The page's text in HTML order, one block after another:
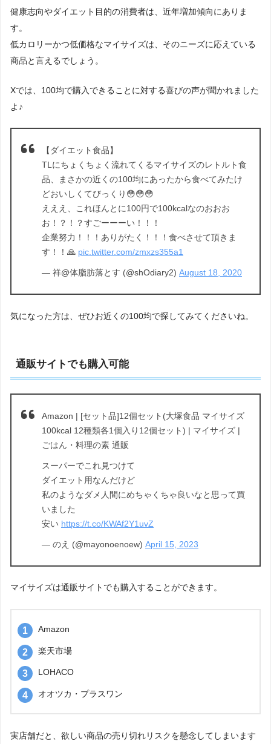
健康志向やダイエット目的の消費者は、近年増加傾向にありま
す。
低カロリーかつ低価格なマイサイズは、そのニーズに応えている
商品と言えるでしょう。
Xでは、100均で購入できることに対する喜びの声が聞かれました
よ♪
【ダイエット食品】
TLにちょくちょく流れてくるマイサイズのレトルト食
品、まさかの近くの100均にあったから食べてみたけ
どおいしくてびっくり😳😳😳
えええ、これほんとに100円で100kcalなのおおお
お！？！？すごーーーい！！！
企業努力！！！ありがたく！！！食べさせて頂きま
す！！🙏 pic.twitter.com/zmxzs355a1
— 祥@体脂肪落とす (@shOdiary2) August 18, 2020
気になった方は、ぜひお近くの100均で探してみてくださいね。
通販サイトでも購入可能
Amazon | [セット品]12個セット(大塚食品 マイサイズ
100kcal 12種類各1個入り12個セット) | マイサイズ |
ごはん・料理の素 通販
スーパーでこれ見つけて
ダイエット用なんだけど
私のようなダメ人間にめちゃくちゃ良いなと思って買
いました
安い https://t.co/KWAf2Y1uvZ
— のえ (@mayonoenoew) April 15, 2023
マイサイズは通販サイトでも購入することができます。
Amazon
楽天市場
LOHACO
オオツカ・プラスワン
実店舗だと、欲しい商品の売り切れリスクを懸念してしまいます